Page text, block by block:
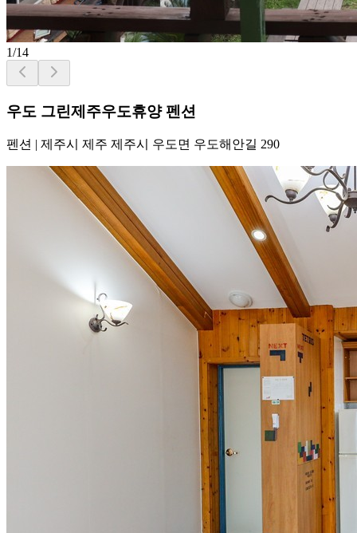
1/14
우도 그린제주우도휴양 펜션
펜션 | 제주시 제주 제주시 우도면 우도해안길 290